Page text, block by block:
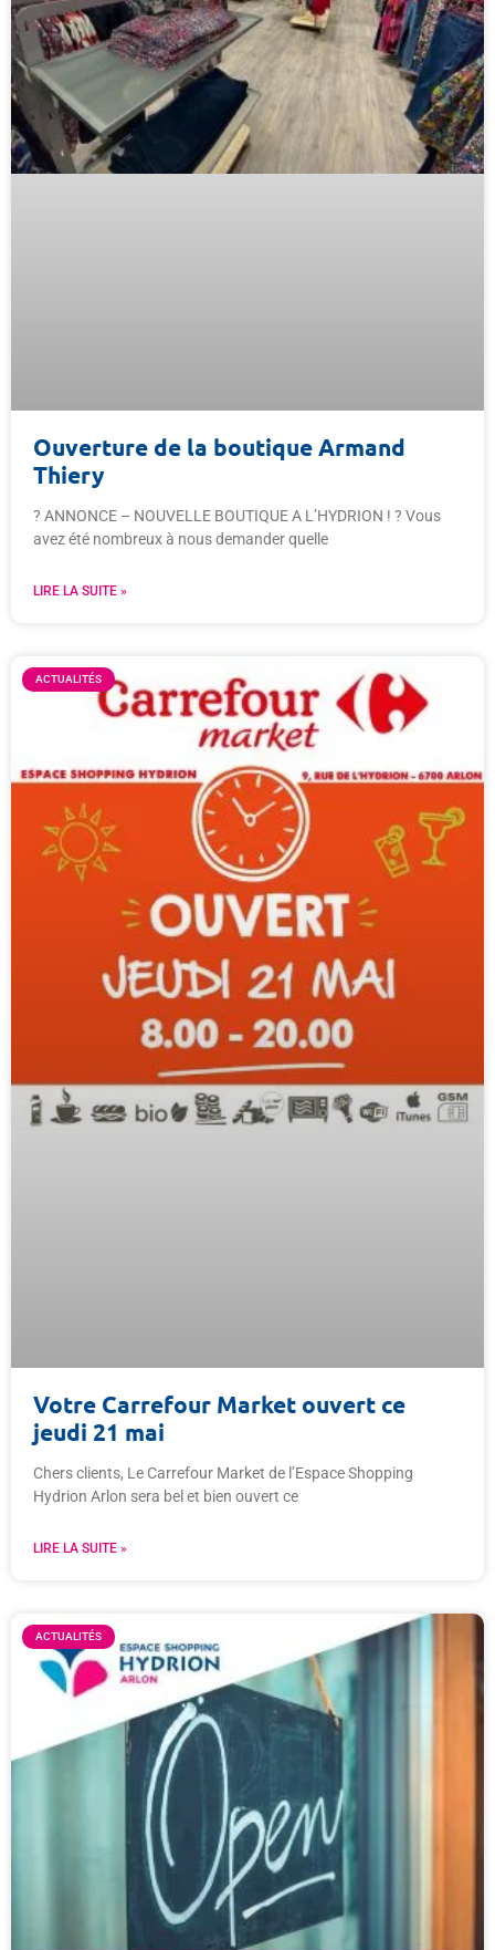
Ouverture de la boutique Armand
Thiery
? ANNONCE – NOUVELLE BOUTIQUE A L’HYDRION ! ? Vous
avez été nombreux à nous demander quelle
LIRE LA SUITE »
ACTUALITÉS
Votre Carrefour Market ouvert ce
jeudi 21 mai
Chers clients, Le Carrefour Market de l’Espace Shopping
Hydrion Arlon sera bel et bien ouvert ce
LIRE LA SUITE »
ACTUALITÉS